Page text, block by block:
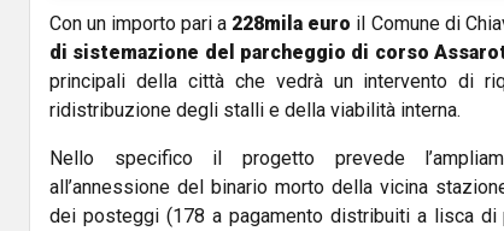
e
o
Con un importo pari a 228mila euro il Comune di
di sistemazione del parcheggio di corso
principali della città che vedrà un intervento di
ridistribuzione degli stalli e della viabilità interna.
Nello specifico il progetto prevede
all’annessione del binario morto della vicina
dei posteggi (178 a pagamento distribuiti a lisca